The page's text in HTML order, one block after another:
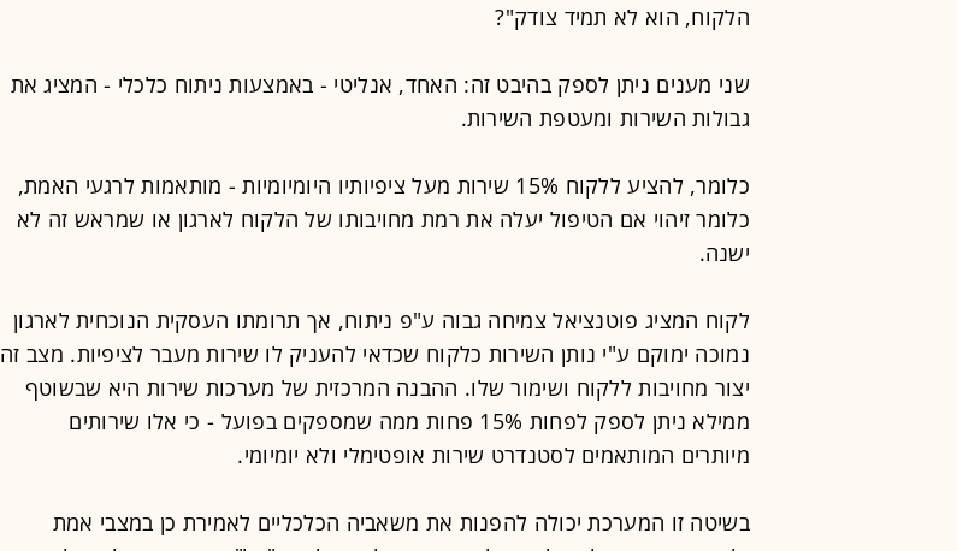
הלקוח, הוא לא תמיד צודק"?
שני מענים ניתן לספק בהיבט זה: האחד, אנליטי - באמצעות ניתוח כלכלי - המציג את
גבולות השירות ומעטפת השירות.
כלומר, להציע ללקוח 15% שירות מעל ציפיותיו היומיומיות - מותאמות לרגעי האמת,
כלומר זיהוי אם הטיפול יעלה את רמת מחויבותו של הלקוח לארגון או שמראש זה לא
ישנה.
לקוח המציג פוטנציאל צמיחה גבוה ע"פ ניתוח, אך תרומתו העסקית הנוכחית לארגון
נמוכה ימוקם ע"י נותן השירות כלקוח שכדאי להעניק לו שירות מעבר לציפיות. מצב זה
יצור מחויבות ללקוח ושימור שלו. ההבנה המרכזית של מערכות שירות היא שבשוטף
ממילא ניתן לספק לפחות 15% פחות ממה שמספקים בפועל - כי אלו שירותים
מיותרים המותאמים לסטנדרט שירות אופטימלי ולא יומיומי.
בשיטה זו המערכת יכולה להפנות את משאביה הכלכליים לאמירת כן במצבי אמת